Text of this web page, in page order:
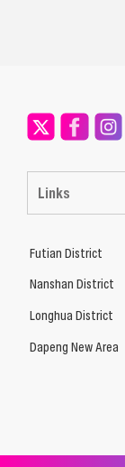
Links
Futian District
Nanshan District
Longhua District
Dapeng New Area